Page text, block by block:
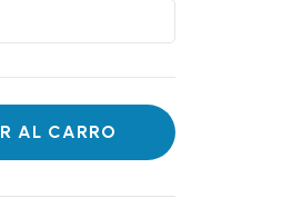
AL CARRO